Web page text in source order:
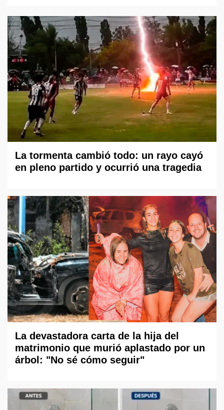
La tormenta cambió todo: un rayo cayó
en pleno partido y ocurrió una tragedia
La devastadora carta de la hija del
matrimonio que murió aplastado por un
árbol: "No sé cómo seguir"